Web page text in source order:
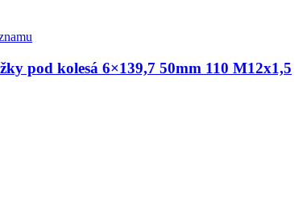
pod kolesá 6×139,7 50mm 110 M12x1,5